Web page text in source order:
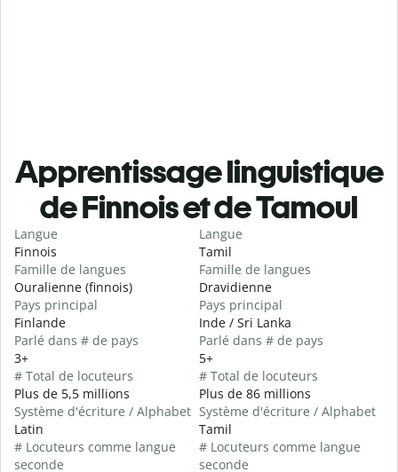
Apprentissage linguistique
de Finnois et de Tamoul
Langue
Finnois
Famille de langues
Ouralienne (finnois)
Pays principal
Finlande
Parlé dans # de pays
3+
# Total de locuteurs
Plus de 5,5 millions
Système d'écriture / Alphabet
Latin
# Locuteurs comme langue
seconde
Langue
Tamil
Famille de langues
Dravidienne
Pays principal
Inde / Sri Lanka
Parlé dans # de pays
5+
# Total de locuteurs
Plus de 86 millions
Système d'écriture / Alphabet
Tamil
# Locuteurs comme langue
seconde